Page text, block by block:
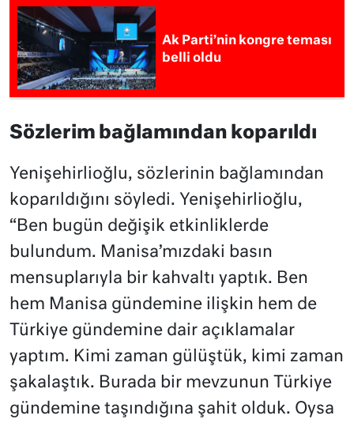
Ak Parti’nin kongre teması
belli oldu
Sözlerim bağlamından koparıldı
Yenişehirlioğlu, sözlerinin bağlamından
koparıldığını söyledi. Yenişehirlioğlu,
“Ben bugün değişik etkinliklerde
bulundum. Manisa’mızdaki basın
mensuplarıyla bir kahvaltı yaptık. Ben
hem Manisa gündemine ilişkin hem de
Türkiye gündemine dair açıklamalar
yaptım. Kimi zaman gülüştük, kimi zaman
şakalaştık. Burada bir mevzunun Türkiye
gündemine taşındığına şahit olduk. Oysa